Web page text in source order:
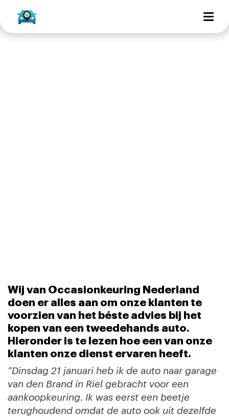
Wij van Occasionkeuring Nederland
doen er alles aan om onze klanten te
voorzien van het béste advies bij het
kopen van een tweedehands auto.
Hieronder is te lezen hoe een van onze
klanten onze dienst ervaren heeft.
”Dinsdag 21 januari heb ik de auto naar garage
van den Brand in Riel gebracht voor een
aankoopkeuring. Ik was eerst een beetje
terughoudend omdat de auto ook uit dezelfde